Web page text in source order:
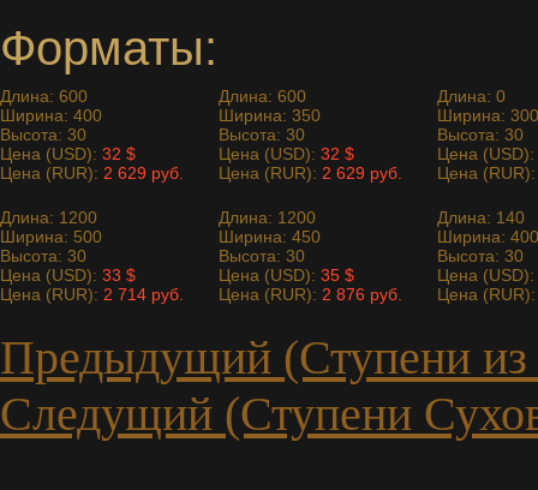
Форматы:
Длина: 600
Ширина: 400
Высота: 30
Цена (USD): 32 $
Цена (RUR): 2 629 руб.
Длина: 600
Ширина: 350
Высота: 30
Цена (USD): 32 $
Цена (RUR): 2 629 руб.
Длина: 0
Ширина: 300
Высота: 30
Цена (USD):
Цена
Длина: 1200
Ширина: 500
Высота: 30
Цена (USD): 33 $
Цена (RUR): 2 714 руб.
Длина: 1200
Ширина: 450
Высота: 30
Цена (USD): 35 $
Цена (RUR): 2 876 руб.
Длина: 140
Ширина: 400
Высота: 30
Цена (USD):
Цена
Предыдущий (Ступени из
Следущий (Ступени